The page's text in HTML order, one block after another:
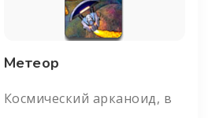
Метеор
Космический арканоид, в